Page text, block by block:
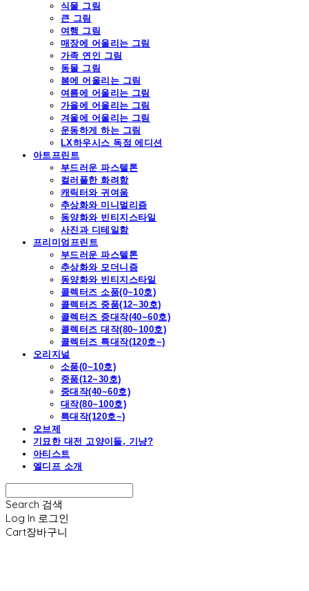
식물 그림
큰 그림
여행 그림
매장에 어울리는 그림
가족 연인 그림
동물 그림
봄에 어울리는 그림
여름에 어울리는 그림
가을에 어울리는 그림
겨울에 어울리는 그림
운동하게 하는 그림
LX하우시스 독점 에디션
아트프린트
부드러운 파스텔톤
컬러풀한 화려함
캐릭터와 귀여움
추상화와 미니멀리즘
동양화와 빈티지스타일
사진과 디테일함
프리미엄프린트
부드러운 파스텔톤
추상화와 모더니즘
동양화와 빈티지스타일
콜렉터즈 소품(0~10호)
콜렉터즈 중품(12~30호)
콜렉터즈 중대작(40~60호)
콜렉터즈 대작(80~100호)
콜렉터즈 특대작(120호~)
오리지널
소품(0~10호)
중품(12~30호)
중대작(40~60호)
대작(80~100호)
특대작(120호~)
오브제
기묘한 대전 고양이들, 기냥?
아티스트
엘디프 소개
Search 검색
Log In 로그인
Cart장바구니